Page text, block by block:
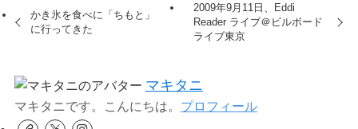
かき氷を食べに「ちもと」
に行ってきた
2009年9月11日、Eddi
Reader ライブ＠ビルボード
ライブ東京
マキタニ
マキタニです。こんにちは。 プロフィール